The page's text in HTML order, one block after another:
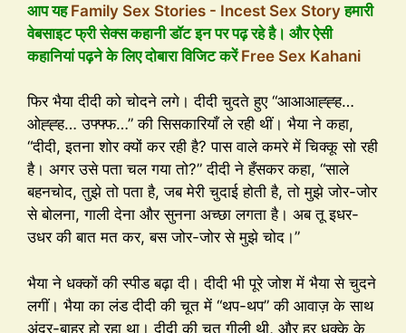
आप यहFamily Sex Stories - Incest Sex Storyहमारी
वेबसाइट फ्री सेक्स कहानी डॉट इन पर पढ़ रहे है। और ऐसी
कहानियां पढ़ने के लिए दोबारा विजिट करेंFree Sex Kahani
फिर भैया दीदी को चोदने लगे। दीदी चुदते हुए “आआआह्ह्ह…
ओह्ह्ह… उफ्फ्फ…” की सिसकारियाँ ले रही थीं। भैया ने कहा,
“दीदी, इतना शोर क्यों कर रही है? पास वाले कमरे में चिक्कू सो रही
है। अगर उसे पता चल गया तो?” दीदी ने हँसकर कहा, “साले
बहनचोद, तुझे तो पता है, जब मेरी चुदाई होती है, तो मुझे जोर-जोर
से बोलना, गाली देना और सुनना अच्छा लगता है। अब तू इधर-
उधर की बात मत कर, बस जोर-जोर से मुझे चोद।”
भैया ने धक्कों की स्पीड बढ़ा दी। दीदी भी पूरे जोश में भैया से चुदने
लगीं। भैया का लंड दीदी की चूत में “थप-थप” की आवाज़ के साथ
अंदर-बाहर हो रहा था। दीदी की चूत गीली थी, और हर धक्के के